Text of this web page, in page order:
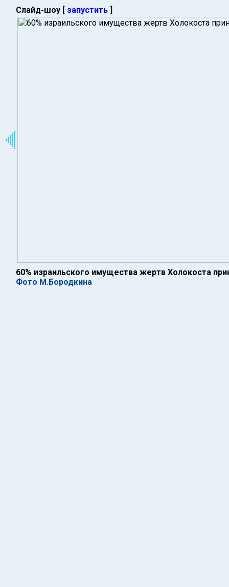
Слайд-шоу [ запустить ]
60% израильского имущества жертв Холокоста
Фото М.Бородкина